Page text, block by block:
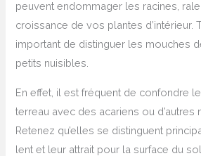
peuvent endommager les racines,
croissance de vos plantes d’intérieur.
important de distinguer les mouches
petits nuisibles.
En effet, il est fréquent de confondre
terreau avec des acariens ou d’autres
Retenez qu’elles se distinguent
lent et leur attrait pour la surface du